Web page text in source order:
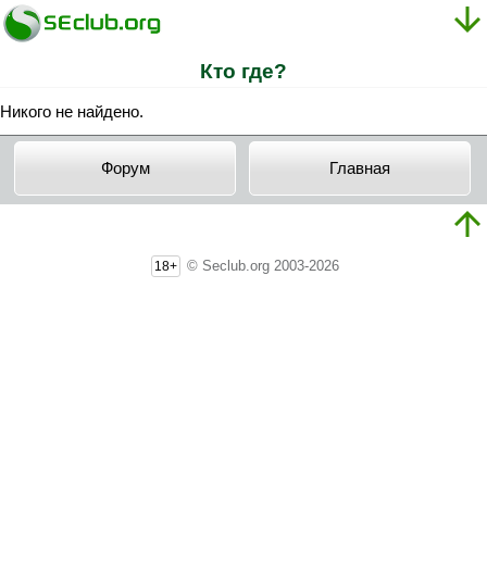
Кто где?
Никого не найдено.
Форум Главная
18+ © Seclub.org 2003-2026